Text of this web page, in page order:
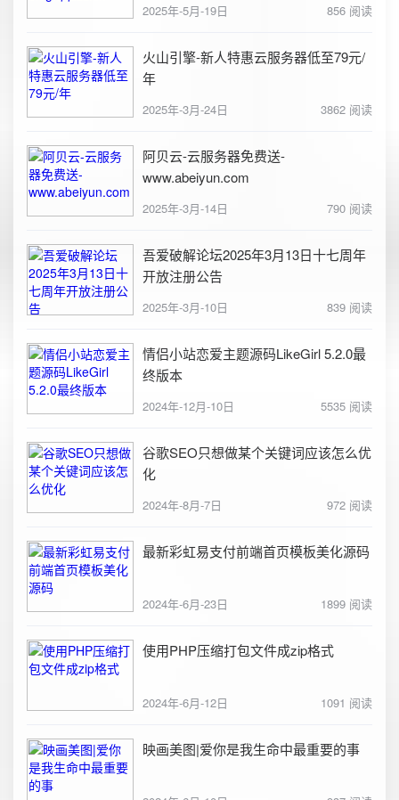
2025年-5月-19日 856 阅读
火山引擎-新人特惠云服务器低至79元/
年
2025年-3月-24日 3862 阅读
阿贝云-云服务器免费送-
www.abeiyun.com
2025年-3月-14日 790 阅读
吾爱破解论坛2025年3月13日十七周年
开放注册公告
2025年-3月-10日 839 阅读
情侣小站恋爱主题源码LikeGirl 5.2.0最
终版本
2024年-12月-10日 5535 阅读
谷歌SEO只想做某个关键词应该怎么优
化
2024年-8月-7日 972 阅读
最新彩虹易支付前端首页模板美化源码
2024年-6月-23日 1899 阅读
使用PHP压缩打包文件成zip格式
2024年-6月-12日 1091 阅读
映画美图|爱你是我生命中最重要的事